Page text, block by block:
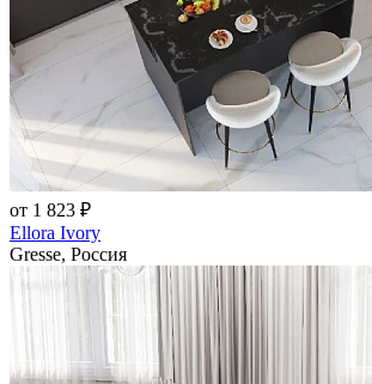
от 1 823 ₽
Ellora Ivory
Gresse, Россия